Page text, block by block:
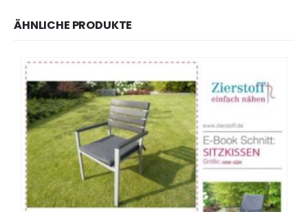
ÄHNLICHE PRODUKTE